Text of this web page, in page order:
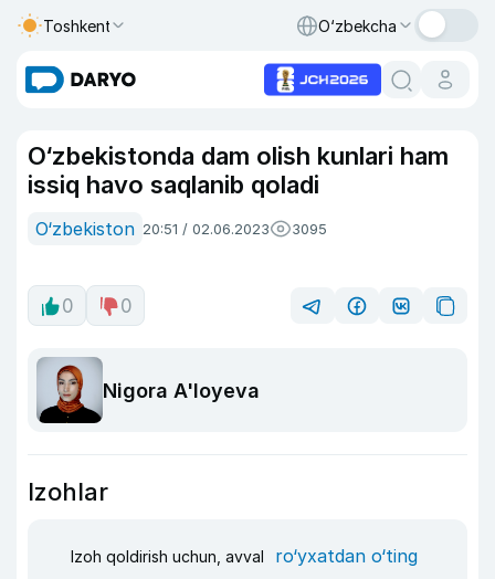
Toshkent O‘zbekcha
O‘zbekistonda dam olish kunlari ham
issiq havo saqlanib qoladi
O‘zbekiston 20:51 / 02.06.2023 3095
0 0
Nigora A'loyeva
Izohlar
Izoh qoldirish uchun, avval ro‘yxatdan o‘ting